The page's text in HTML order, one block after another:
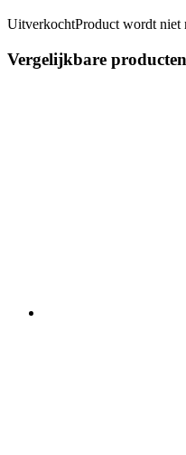
UitverkochtProduct wordt niet
Vergelijkbare producten